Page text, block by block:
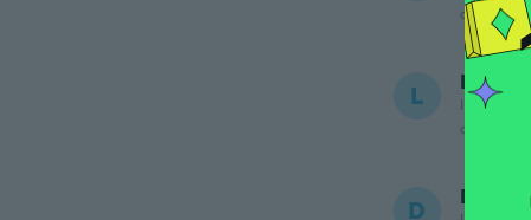
circa un
L Louise
Iscrizione
circa un
D Daniel